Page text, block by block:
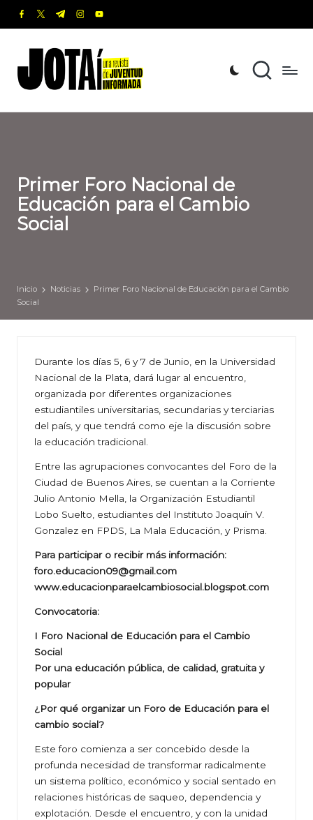
Saltar
contenido
facebook.com
twitter.com
t.me instagram.com
youtube.com
o
t
revista
de
Informada
Primer Foro Nacional de
Educación para el Cambio
Social
Inicio Noticias
Primer Foro Nacional de Educación para el Cambio
Social
Durante los días 5, 6 y 7 de Junio, en la Universidad
Nacional de la Plata, dará lugar al encuentro,
organizada por diferentes organizaciones
estudiantiles universitarias, secundarias y terciarias
del país, y que tendrá como eje la discusión sobre
la educación tradicional.
Entre las agrupaciones convocantes del Foro de la
Ciudad de Buenos Aires, se cuentan a la Corriente
Julio Antonio Mella, la Organización Estudiantil
Lobo Suelto, estudiantes del Instituto Joaquín V.
Gonzalez en FPDS, La Mala Educación, y Prisma.
Para participar o recibir más información:
foro.educacion09@gmail.com
www.educacionparaelcambiosocial.blogspot.com
Convocatoria:
I Foro Nacional de Educación para el Cambio
Social
Por una educación pública, de calidad, gratuita y
popular
¿Por qué organizar un Foro de Educación para el
cambio social?
Este foro comienza a ser concebido desde la
profunda necesidad de transformar radicalmente
un sistema político, económico y social sentado en
relaciones históricas de saqueo, dependencia y
explotación. Desde el encuentro, y con la unidad